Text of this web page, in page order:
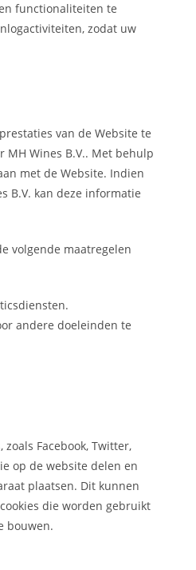
functionaliteiten te
zodat uw
van de Website te
MH Wines B.V.. Met behulp
met de Website. Indien
B.V. kan deze informatie
volgende maatregelen
andere doeleinden te
Facebook, Twitter,
op de website delen en
plaatsen. Dit kunnen
die worden gebruikt
bouwen.